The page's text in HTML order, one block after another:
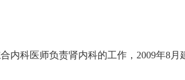
内科医师负责肾内科的工作，2009年8